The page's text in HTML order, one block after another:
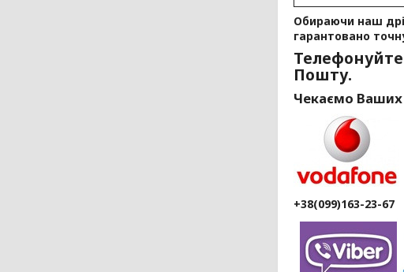
Обираючи наш
гарантовано
Пошту.
Чекаємо Ваших
+38(099)163-23-67